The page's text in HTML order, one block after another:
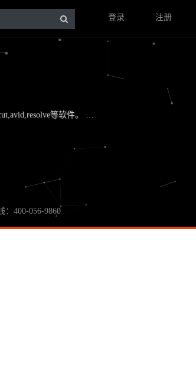
登录 注册
等软件。 …
：400-056-9860